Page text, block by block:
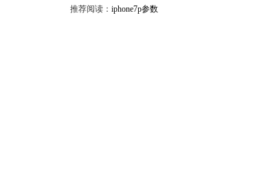
推荐阅读： iphone7p参数